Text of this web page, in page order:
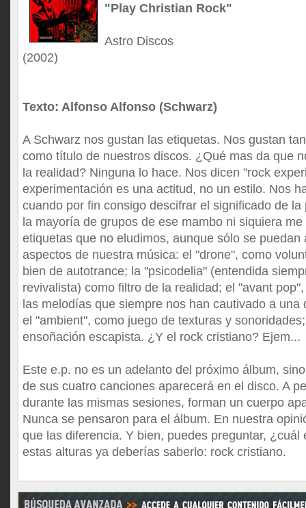
"Play Christian Rock"
Astro Discos
(2002)
Texto: Alfonso Alfonso (Schwarz)
A Schwarz nos gustan las etiquetas. Nos gustan
como título de nuestros discos. ¿Qué mas da que
la realidad? Ninguna lo hace. Nos dicen "rock
experimentación es una actitud, no un estilo. Nos
cuando por fin consigo descifrar el significado de
la mayoría de grupos de ese mambo ni siquiera
etiquetas que no eludimos, aunque sólo se puedan
aspectos de nuestra música: el "drone", como
bien de autotrance; la "psicodelia" (entendida
revivalista) como filtro de la realidad; el "avant
las melodías que siempre nos han cautivado a una
el "ambient", como juego de texturas y
ensoñación escapista. ¿Y el rock cristiano? Ejem...
Este e.p. no es un adelanto del próximo álbum,
de sus cuatro canciones aparecerá en el disco. A
durante las mismas sesiones, forman un cuerpo
Nunca se pensaron para el álbum. En nuestra
que las diferencia. Y bien, puedes preguntar, ¿cuál
estas alturas ya deberías saberlo: rock cristiano.